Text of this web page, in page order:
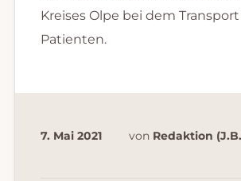
Kreises Olpe bei dem
Patienten.
7. Mai 2021 von Redaktion